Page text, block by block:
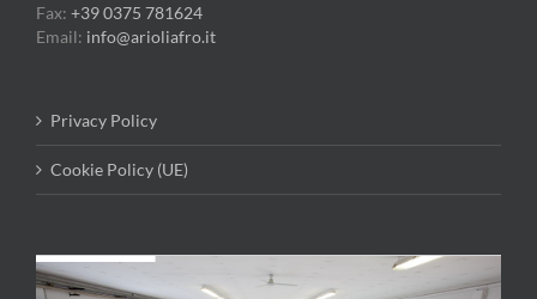
Fax: +39 0375 781624
Email: info@arioliafro.it
Privacy Policy
Cookie Policy (UE)